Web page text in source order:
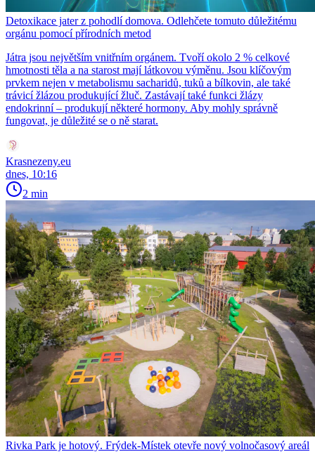
Detoxikace jater z pohodlí domova. Odlehčete tomuto důležitému
orgánu pomocí přírodních metod
Játra jsou největším vnitřním orgánem. Tvoří okolo 2 % celkové
hmotnosti těla a na starost mají látkovou výměnu. Jsou klíčovým
prvkem nejen v metabolismu sacharidů, tuků a bílkovin, ale také
trávicí žlázou produkující žluč. Zastávají také funkci žlázy
endokrinní – produkují některé hormony. Aby mohly správně
fungovat, je důležité se o ně starat.
Krasnezeny.eu
dnes, 10:16
2 min
Rivka Park je hotový. Frýdek-Místek otevře nový volnočasový areál